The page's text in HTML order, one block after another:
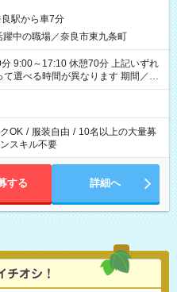
駅から車7分
中の職場／奈良市東九条町
9:00～17:10 休憩70分 上記いずれ
る時間が異なります 期間／即
日／月～金の週4日
OK / 服装自由 / 10名以上の大量募
スキル不要
する 詳細へ